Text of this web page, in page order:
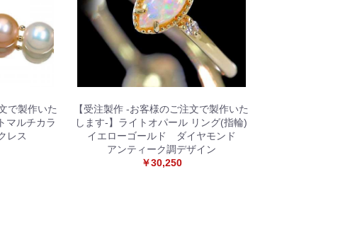
で製作いた
マルチカラ
レス
【受注製作 -お客様のご注文で製作いた
します-】ライトオパール リング(指輪)
イエローゴールド ダイヤモンド
アンティーク調デザイン
￥30,250